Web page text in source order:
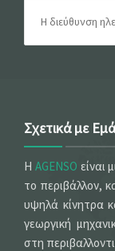
Σχετικά με
Η AGENSO είναι
το περιβάλλον,
υψηλά κίνητρα
γεωργική
στη